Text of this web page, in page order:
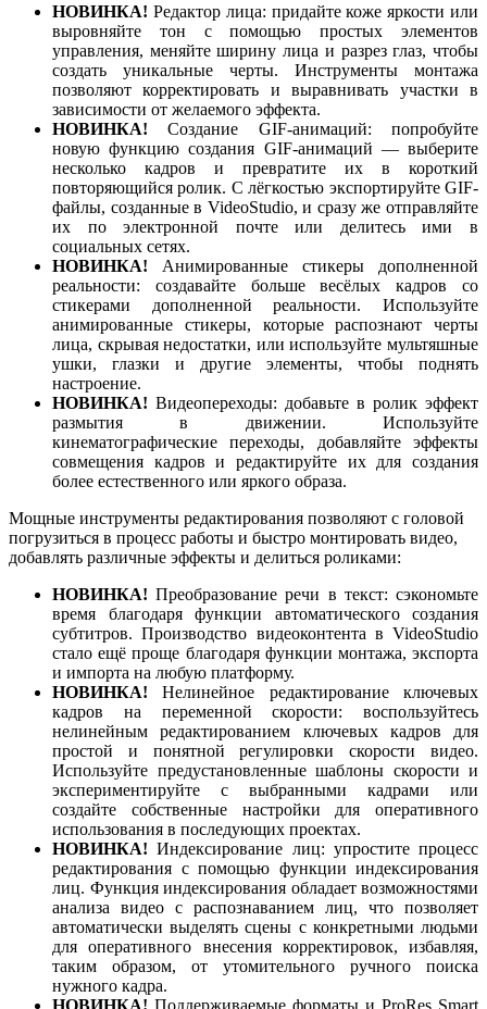
НОВИНКА! Редактор лица: придайте коже яркости или
выровняйте тон с помощью простых элементов
управления, меняйте ширину лица и разрез глаз, чтобы
создать уникальные черты. Инструменты монтажа
позволяют корректировать и выравнивать участки в
зависимости от желаемого эффекта.
НОВИНКА! Создание GIF-анимаций: попробуйте
новую функцию создания GIF-анимаций — выберите
несколько кадров и превратите их в короткий
повторяющийся ролик. С лёгкостью экспортируйте GIF-
файлы, созданные в VideoStudio, и сразу же отправляйте
их по электронной почте или делитесь ими в
социальных сетях.
НОВИНКА! Анимированные стикеры дополненной
реальности: создавайте больше весёлых кадров со
стикерами дополненной реальности. Используйте
анимированные стикеры, которые распознают черты
лица, скрывая недостатки, или используйте мультяшные
ушки, глазки и другие элементы, чтобы поднять
настроение.
НОВИНКА! Видеопереходы: добавьте в ролик эффект
размытия в движении. Используйте
кинематографические переходы, добавляйте эффекты
совмещения кадров и редактируйте их для создания
более естественного или яркого образа.
Мощные инструменты редактирования позволяют с головой
погрузиться в процесс работы и быстро монтировать видео,
добавлять различные эффекты и делиться роликами:
НОВИНКА! Преобразование речи в текст: сэкономьте
время благодаря функции автоматического создания
субтитров. Производство видеоконтента в VideoStudio
стало ещё проще благодаря функции монтажа, экспорта
и импорта на любую платформу.
НОВИНКА! Нелинейное редактирование ключевых
кадров на переменной скорости: воспользуйтесь
нелинейным редактированием ключевых кадров для
простой и понятной регулировки скорости видео.
Используйте предустановленные шаблоны скорости и
экспериментируйте с выбранными кадрами или
создайте собственные настройки для оперативного
использования в последующих проектах.
НОВИНКА! Индексирование лиц: упростите процесс
редактирования с помощью функции индексирования
лиц. Функция индексирования обладает возможностями
анализа видео с распознаванием лиц, что позволяет
автоматически выделять сцены с конкретными людьми
для оперативного внесения корректировок, избавляя,
таким образом, от утомительного ручного поиска
нужного кадра.
НОВИНКА! Поддерживаемые форматы и ProRes Smart